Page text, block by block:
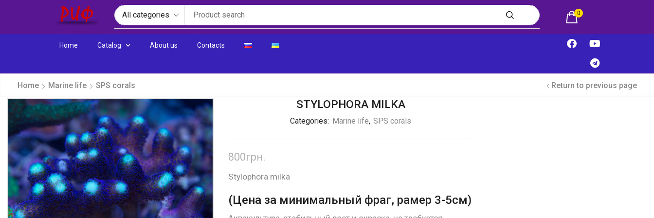
0
Home Catalog About us Contacts
Home Marine life SPS corals Return to previous page
STYLOPHORA MILKA
Categories: Marine life, SPS corals
800грн.
Stylophora milka
(Цена за минимальный фраг, рамер 3-5см)